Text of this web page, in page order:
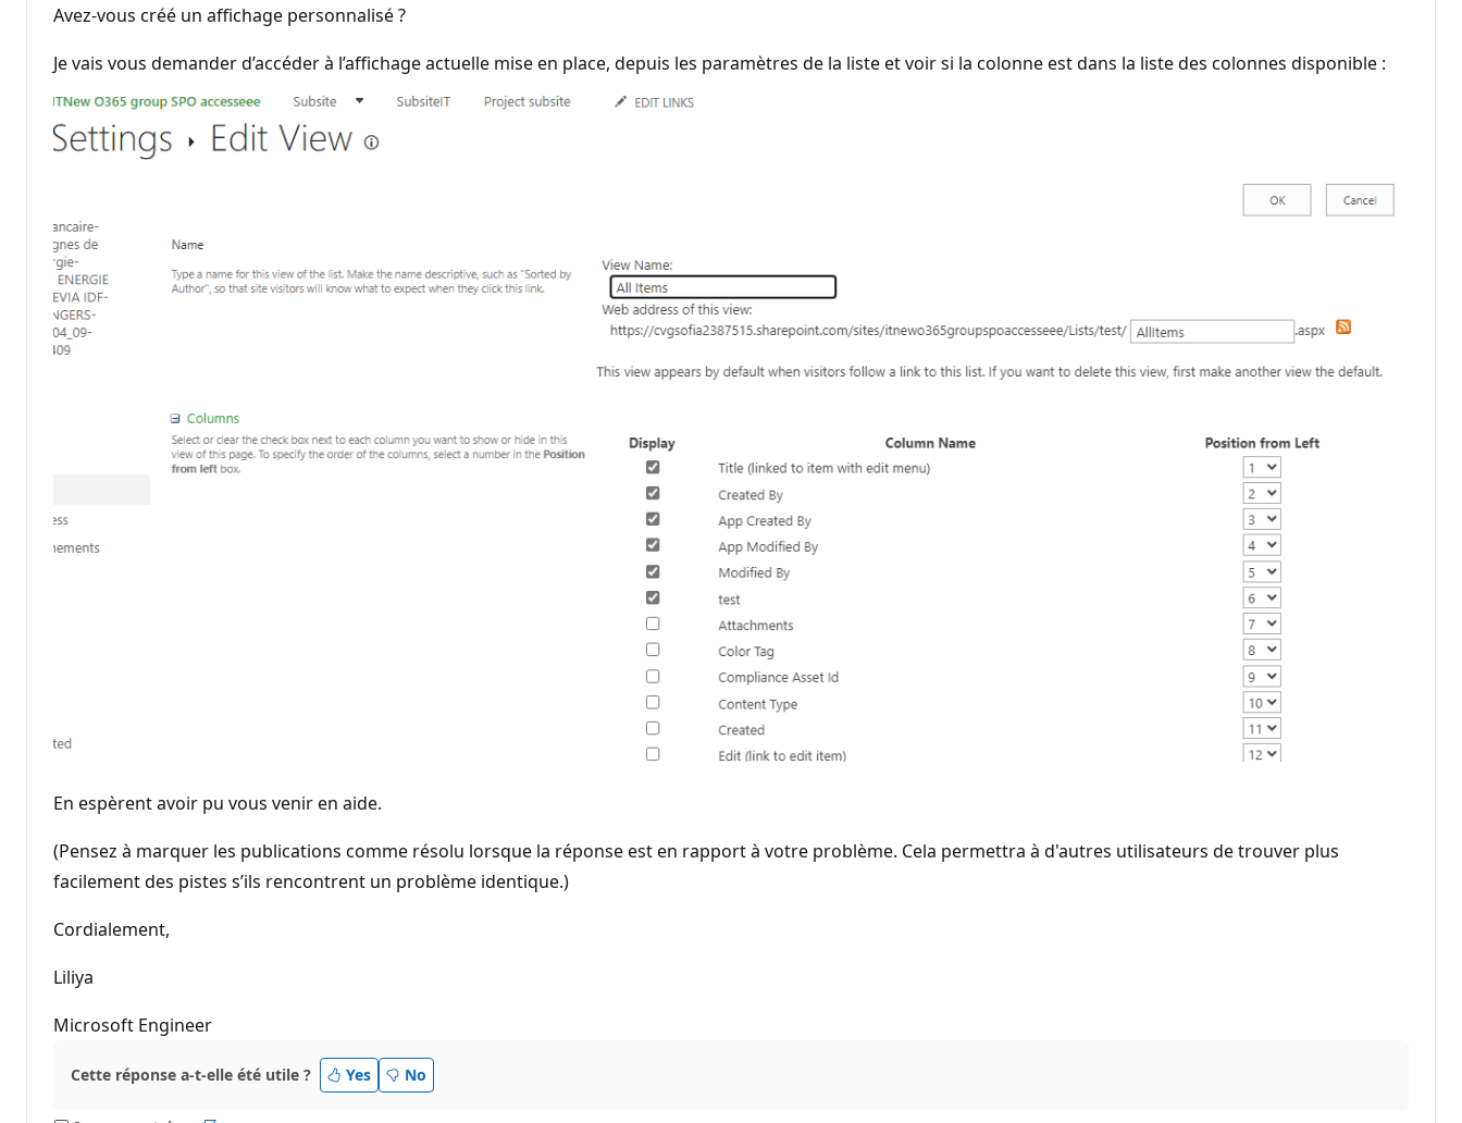
Avez-vous créé un affichage personnalisé ?
Je vais vous demander d’accéder à l’affichage actuelle mise en place, depuis les paramètres de la liste et voir si la colonne est dans la liste des colonnes disponible :
En espèrent avoir pu vous venir en aide.
(Pensez à marquer les publications comme résolu lorsque la réponse est en rapport à votre problème. Cela permettra à d'autres utilisateurs de trouver plus
facilement des pistes s’ils rencontrent un problème identique.)
Cordialement,
Liliya
Microsoft Engineer
Cette réponse a-t-elle été utile ? Yes No